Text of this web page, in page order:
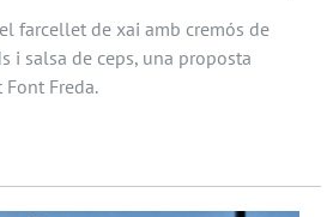
farcellet de xai amb cremós de
i salsa de ceps, una proposta
Freda.